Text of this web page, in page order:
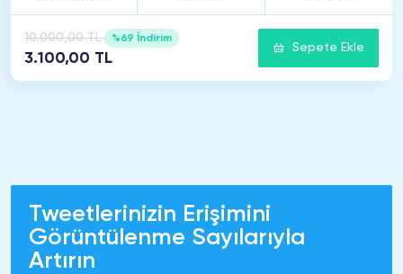
10.000,00 TL %69 İndirim
3.100,00 TL
Sepete Ekle
Tweetlerinizin Erişimini
Görüntülenme Sayılarıyla
Artırın